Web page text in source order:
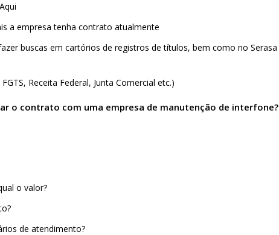
a empresa tenha contrato atualmente
buscas em cartórios de registros de títulos, bem como no Serasa
Receita Federal, Junta Comercial etc.)
o contrato com uma empresa de manutenção de interfone?
o valor?
de atendimento?